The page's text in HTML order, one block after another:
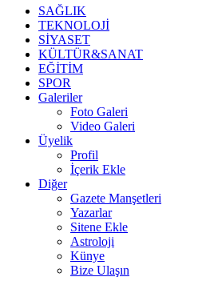
SAĞLIK
TEKNOLOJİ
SİYASET
KÜLTÜR&SANAT
EĞİTİM
SPOR
Galeriler
Foto Galeri
Video Galeri
Üyelik
Profil
İçerik Ekle
Diğer
Gazete Manşetleri
Yazarlar
Sitene Ekle
Astroloji
Künye
Bize Ulaşın